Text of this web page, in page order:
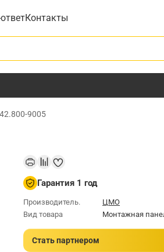
Контакты
9005
Гарантия 1 год
Производитель.
ЦМО
Вид товара
Монтажная
Стать партнером